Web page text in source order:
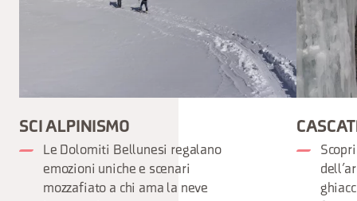
SCI ALPINISMO
Le Dolomiti Bellunesi regalano
emozioni uniche e scenari
mozzafiato a chi ama la neve